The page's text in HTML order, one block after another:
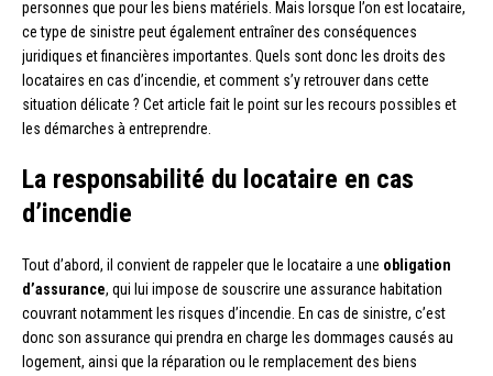
personnes que pour les biens matériels. Mais lorsque l’on est locataire,
ce type de sinistre peut également entraîner des conséquences
juridiques et financières importantes. Quels sont donc les droits des
locataires en cas d’incendie, et comment s’y retrouver dans cette
situation délicate ? Cet article fait le point sur les recours possibles et
les démarches à entreprendre.
La responsabilité du locataire en cas
d’incendie
Tout d’abord, il convient de rappeler que le locataire a une obligation
d’assurance, qui lui impose de souscrire une assurance habitation
couvrant notamment les risques d’incendie. En cas de sinistre, c’est
donc son assurance qui prendra en charge les dommages causés au
logement, ainsi que la réparation ou le remplacement des biens